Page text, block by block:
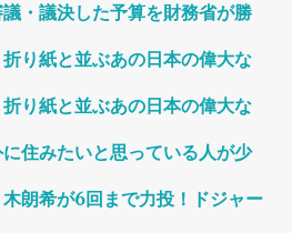
・議決した予算を財務省が勝
り紙と並ぶあの日本の偉大な
り紙と並ぶあの日本の偉大な
住みたいと思っている人が少
朗希が6回まで力投！ドジャー